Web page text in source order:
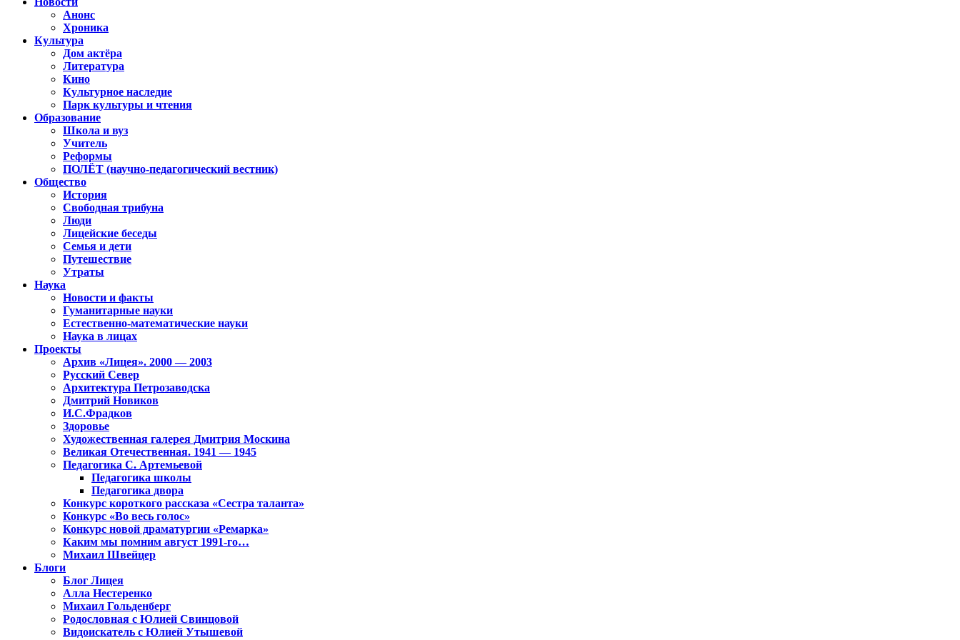
Анонс
Хроника
Культура
Дом актёра
Литература
Кино
Культурное наследие
Парк культуры и чтения
Образование
Школа и вуз
Учитель
Реформы
ПОЛЁТ (научно-педагогический вестник)
Общество
История
Свободная трибуна
Люди
Лицейские беседы
Семья и дети
Путешествие
Утраты
Наука
Новости и факты
Гуманитарные науки
Естественно-математические науки
Наука в лицах
Проекты
Архив «Лицея». 2000 — 2003
Русский Север
Архитектура Петрозаводска
Дмитрий Новиков
И.С.Фрадков
Здоровье
Художественная галерея Дмитрия Москина
Великая Отечественная. 1941 — 1945
Педагогика С. Артемьевой
Педагогика школы
Педагогика двора
Конкурс короткого рассказа «Сестра таланта»
Конкурс «Во весь голос»
Конкурс новой драматургии «Ремарка»
Каким мы помним август 1991-го…
Михаил Швейцер
Блоги
Блог Лицея
Алла Нестеренко
Михаил Гольденберг
Родословная с Юлией Свинцовой
Видоискатель с Юлией Утышевой